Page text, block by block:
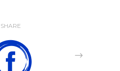
SHARE